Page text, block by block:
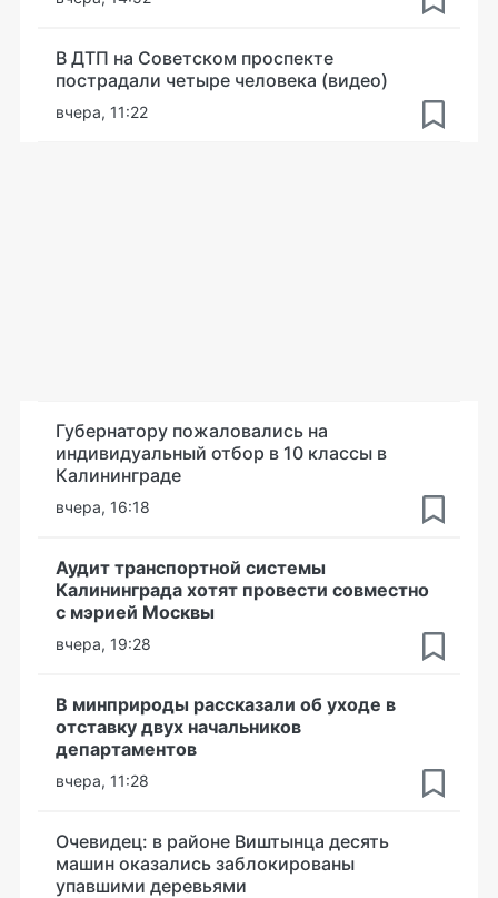
В ДТП на Советском проспекте
пострадали четыре человека (видео)
вчера, 11:22
Губернатору пожаловались на
индивидуальный отбор в 10 классы в
Калининграде
вчера, 16:18
Аудит транспортной системы
Калининграда хотят провести совместно
с мэрией Москвы
вчера, 19:28
В минприроды рассказали об уходе в
отставку двух начальников
департаментов
вчера, 11:28
Очевидец: в районе Виштынца десять
машин оказались заблокированы
упавшими деревьями